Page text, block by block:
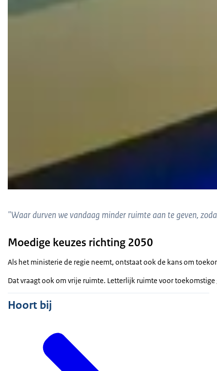
"Waar durven we vandaag minder ruimte aan te geven,
Moedige keuzes richting 2050
Als het ministerie de regie neemt, ontstaat ook de kans om
Dat vraagt ook om vrije ruimte. Letterlijk ruimte voor
Hoort bij